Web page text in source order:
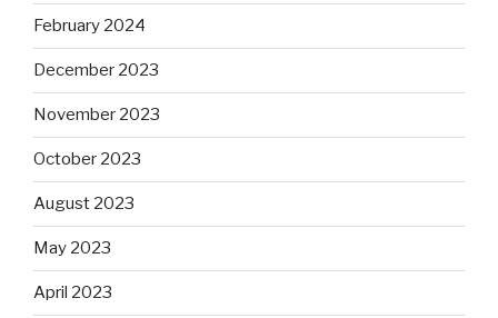
February 2024
December 2023
November 2023
October 2023
August 2023
May 2023
April 2023